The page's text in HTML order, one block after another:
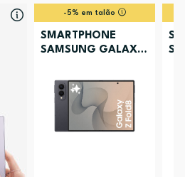
-5% em talão
SMARTPHONE
SAMSUNG GALAXY
GRAFITE